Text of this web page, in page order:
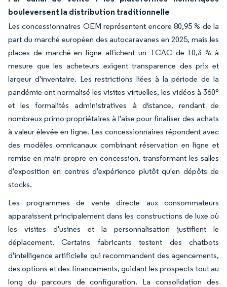
bouleversent la distribution traditionnelle
Les concessionnaires OEM représentent encore 80,95 % de la
part du marché européen des autocaravanes en 2025, mais les
places de marché en ligne affichent un TCAC de 10,3 % à
mesure que les acheteurs exigent transparence des prix et
largeur d'inventaire. Les restrictions liées à la période de la
pandémie ont normalisé les visites virtuelles, les vidéos à 360°
et les formalités administratives à distance, rendant de
nombreux primo-propriétaires à l'aise pour finaliser des achats
à valeur élevée en ligne. Les concessionnaires répondent avec
des modèles omnicanaux combinant réservation en ligne et
remise en main propre en concession, transformant les salles
d'exposition en centres d'expérience plutôt qu'en dépôts de
stocks.
Les programmes de vente directe aux consommateurs
apparaissent principalement dans les constructions de luxe où
les visites d'usines et la personnalisation justifient le
déplacement. Certains fabricants testent des chatbots
d'intelligence artificielle qui recommandent des agencements,
des options et des financements, guidant les prospects tout au
long du parcours de configuration. La consolidation des